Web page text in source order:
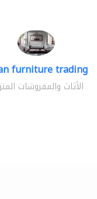
furniture trading
الأثاث والمفروشات